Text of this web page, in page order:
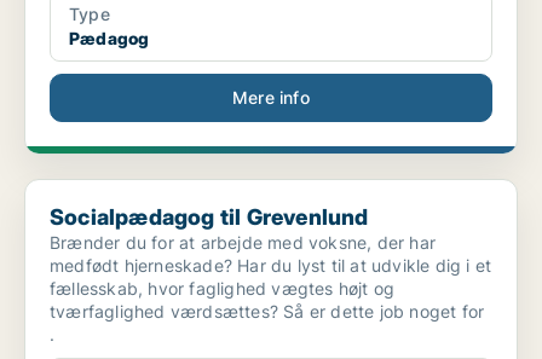
Type
Pædagog
Mere info
Socialpædagog til Grevenlund
Socialpædagog til Grevenlund
Brænder du for at arbejde med voksne, der har
medfødt hjerneskade? Har du lyst til at udvikle dig i et
fællesskab, hvor faglighed vægtes højt og
tværfaglighed værdsættes? Så er dette job noget for
.